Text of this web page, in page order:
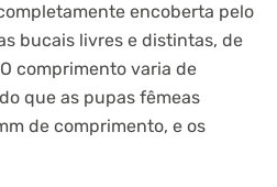
encoberta pelo
bucais livres e distintas, de
comprimento varia de
que as pupas fêmeas
de comprimento, e os